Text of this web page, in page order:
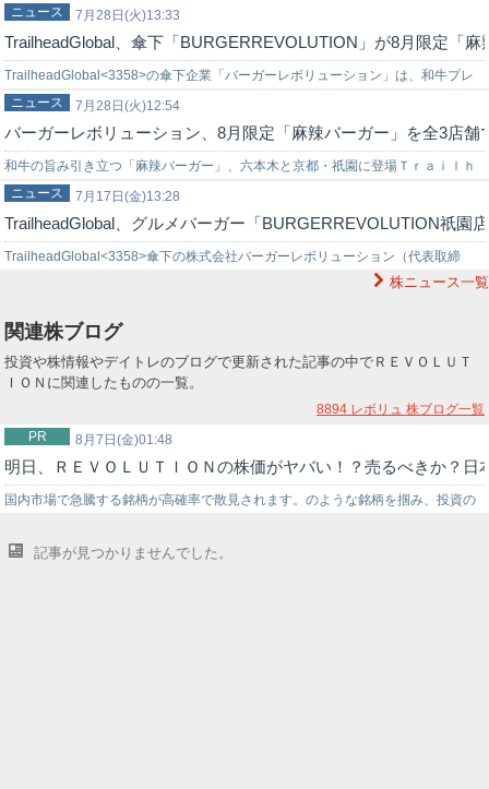
売却物件は東京都品川区小山六丁目に位置する共同住宅・店舗。土地…
7月28日(火)13:33
ニュース
TrailheadGlobal、傘下「BURGERREVOLUTION」が8月限定「
TrailheadGlobal<3358>の傘下企業「バーガーレボリューション」は、和牛プレ
ミアムバーガー専門店「BURGERREVOLUTION」…
7月28日(火)12:54
ニュース
バーガーレボリューション、8月限定「麻辣バーガー」を全3店舗
和牛の旨み引き立つ「麻辣バーガー」、六本木と京都・祇園に登場Ｔｒａｉｌｈ
ｅａｄＧｌｏｂａｌＨｏｌｄｉｎｇｓ＜３３５８＞（東証スタンダード）グルー
プの…
7月17日(金)13:28
ニュース
TrailheadGlobal、グルメバーガー「BURGERREVOLUTION祇園
TrailheadGlobal<3358>傘下の株式会社バーガーレボリューション（代表取締
株ニュース一覧
関連株ブログ
投資や株情報やデイトレのブログで更新された記事の中でＲＥＶＯＬＵＴ
ＩＯＮに関連したものの一覧。
8894 レボリュ 株ブログ一覧
8月7日(金)01:48
PR
明日、ＲＥＶＯＬＵＴＩＯＮの株価がヤバい！？売るべきか？
国内市場で急騰する銘柄が高確率で散見されます。のような銘柄を掴み、投資の
投資戦略に困っている初心者の投資家様をサポートする環境を…
記事が見つかりませんでした。